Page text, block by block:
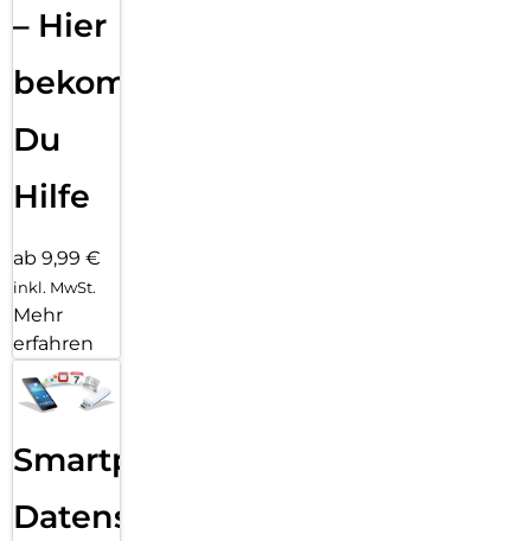
– Hier
bekommst
Du
Hilfe
ab 9,99 €
inkl. MwSt.
Mehr
erfahren
Smartphone
Datensicherung